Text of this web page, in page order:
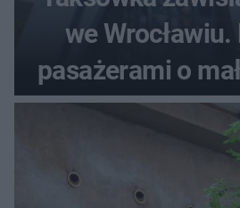
we
pasażerami o
do